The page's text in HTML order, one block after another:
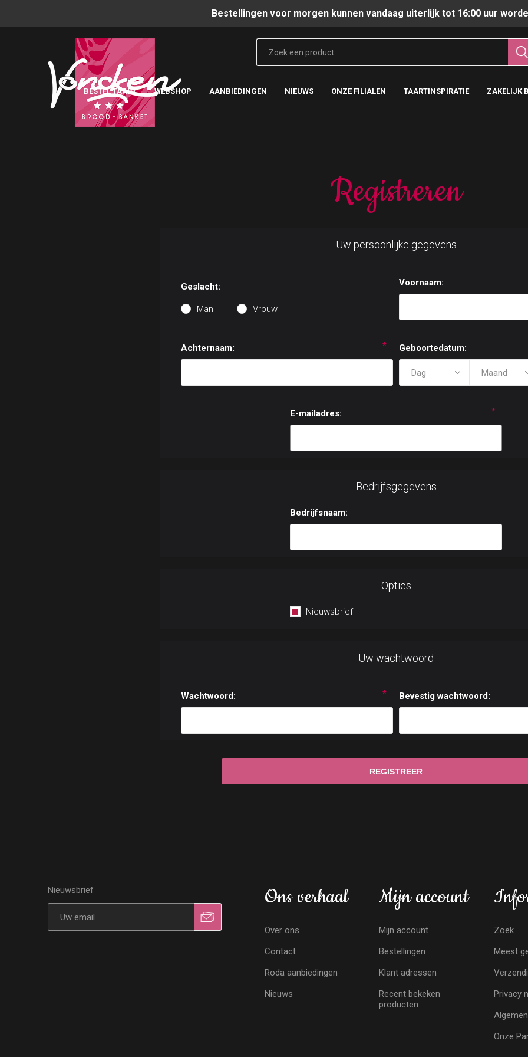
Bestellingen voor morgen kunnen vandaag uiterlijk tot 16:00 uur
BESTEL TAART WEBSHOP AANBIEDINGEN NIEUWS ONZE FILIALEN TAARTINSPIRATIE ZAKELIJK
Registreren
Uw persoonlijke gegevens
Geslacht:
Man Vrouw
Voornaam:
Achternaam: * Geboortedatum:
E-mailadres: *
Bedrijfsgegevens
Bedrijfsnaam:
Opties
Nieuwsbrief
Uw wachtwoord
Wachtwoord: * Bevestig wachtwoord:
Nieuwsbrief Ons verhaal
Over ons
Contact
Roda aanbiedingen
Nieuws
Mijn account
Mijn account
Bestellingen
Klant adressen
Recent bekeken
producten
Zoek
Meest
Privacy
Onze